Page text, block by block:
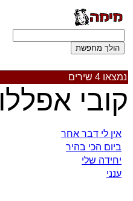
נמצאו 4 שירים
קובי אפללו
אין לי דבר אחר
ביום הכי בהיר
יחידה שלי
ענני